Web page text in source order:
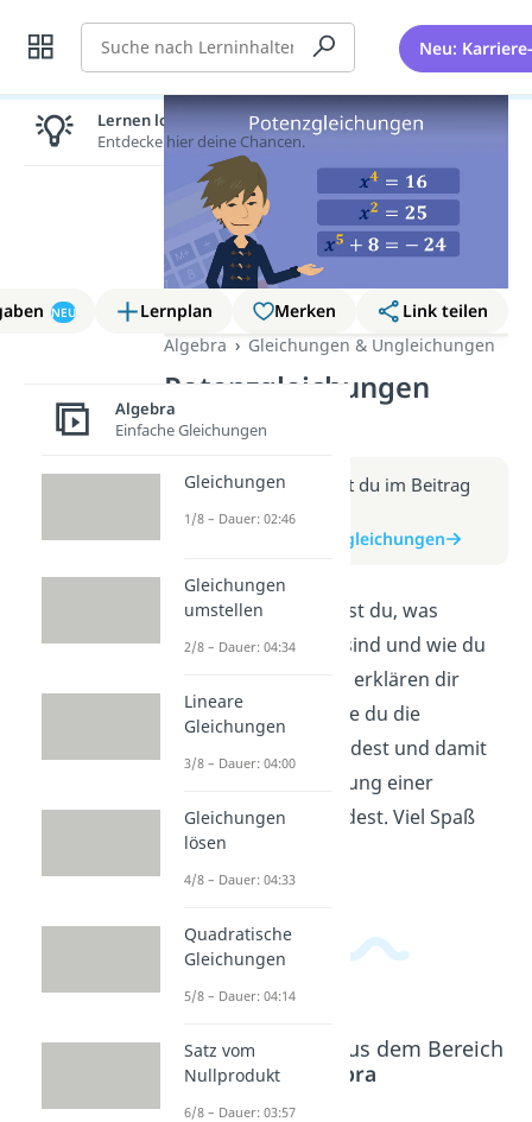
Suche Neu:
NEU Lernplan Merken
Link teilen
Algebra
Gleichungen & Ungleichungen
Potenzgleichungen
(Video)
Weitere Infos erhältst du im Beitrag
zum Video
zum Beitrag: Potenzgleichungen
In diesem Video lernst du, was
Potenzgleichungen sind und wie du
sie lösen kannst. Wir erklären dir
Schritt für Schritt, wie du die
Potenzregeln anwendest und damit
ganz einfach die Lösung einer
Potenzgleichung findest. Viel Spaß
beim Lernen!
Beliebte Inhalte aus dem Bereich
Algebra
Lernen lohnt sich!
Entdecke hier deine Chancen.
Algebra
Einfache Gleichungen
Gleichungen
1/8 – Dauer: 02:46
Gleichungen
umstellen
2/8 – Dauer: 04:34
Lineare
Gleichungen
3/8 – Dauer: 04:00
Gleichungen
lösen
4/8 – Dauer: 04:33
Quadratische
Gleichungen
5/8 – Dauer: 04:14
Satz vom
Nullprodukt
6/8 – Dauer: 03:57